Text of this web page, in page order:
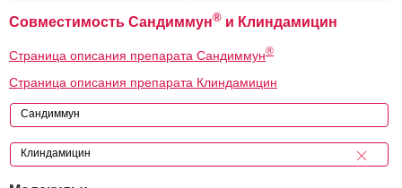
Совместимость Сандиммун® и Клиндамицин
Страница описания препарата Сандиммун®
Страница описания препарата Клиндамицин